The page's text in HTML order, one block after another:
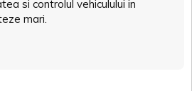
si controlul vehiculului in
mari.